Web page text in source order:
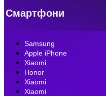
Смартфони
Samsung
Apple iPhone
Xiaomi
Honor
Xiaomi
Xiaomi